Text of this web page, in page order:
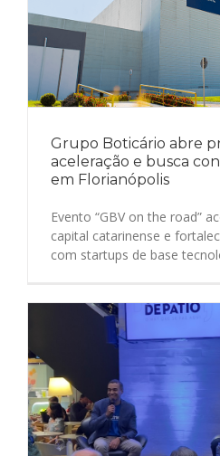
Grupo Boticário abre
aceleração e busca
em Florianópolis
Evento “GBV on the road”
capital catarinense e
com startups de base